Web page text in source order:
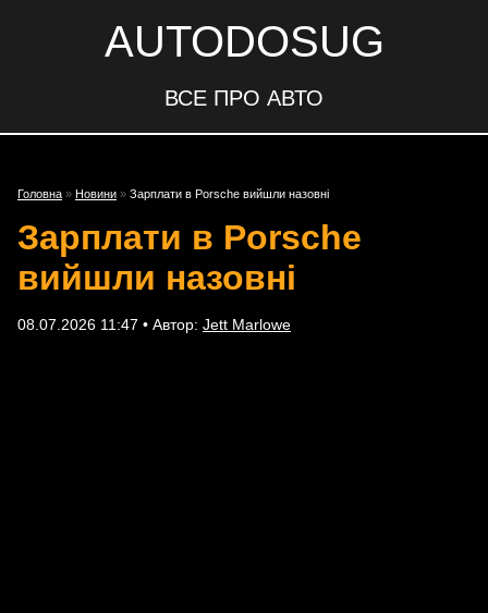
AUTODOSUG
ВСЕ ПРО АВТО
Головна » Новини » Зарплати в Porsche вийшли назовні
Зарплати в Porsche
вийшли назовні
08.07.2026 11:47 • Автор: Jett Marlowe